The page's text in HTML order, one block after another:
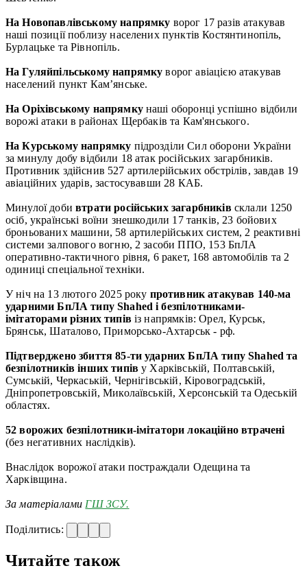
На Новопавлівському напрямку ворог 17 разів атакував
наші позиції поблизу населених пунктів Костянтинопіль,
Бурлацьке та Рівнопіль.
На Гуляйпільському напрямку ворог авіацією атакував
населений пункт Кам’янське.
На Оріхівському напрямкунаші оборонці успішно відбили
ворожі атаки в районах Щербаків та Кам'янського.
На Курському напрямку підрозділи Сил оборони України
за минулу добу відбили 18 атак російських загарбників.
Противник здійснив 527 артилерійських обстрілів, завдав 19
авіаційних ударів, застосувавши 28 КАБ.
Минулої добивтрати російських загарбниківсклали 1250
осіб, українські воїни знешкодили 17 танків, 23 бойових
броньованих машини, 58 артилерійських систем, 2 реактивні
системи залпового вогню, 2 засоби ППО, 153 БпЛА
оперативно-тактичного рівня, 6 ракет, 168 автомобілів та 2
одиниці спеціальної техніки.
У ніч на 13 лютого 2025 року противник атакував 140-ма
ударними БпЛА типу Shahed і безпілотниками-
імітаторами різних типівіз напрямків: Орел, Курськ,
Брянськ, Шаталово, Приморсько-Ахтарськ - рф.
Підтверджено збиття 85-ти ударних БпЛА типу Shahed та
безпілотників інших типіву Харківській, Полтавській,
Сумській, Черкаській, Чернігівській, Кіровоградській,
Дніпропетровській, Миколаївській, Херсонській та Одеській
областях.
52 ворожих безпілотники-імітаторилокаційно втрачені
(без негативних наслідків).
Внаслідок ворожої атаки постраждали Одещина та
Харківщина.
За матеріалами ГШ ЗСУ.
Поділитись:
Читайте також